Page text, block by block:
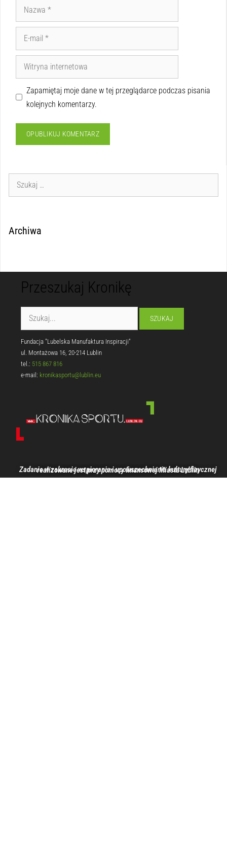
Zapamiętaj moje dane w tej przeglądarce podczas pisania
kolejnych komentarzy.
Archiwa
Przeszukaj Kronikę
Fundacja "Lubelska Manufaktura Inspiracji"
ul. Montażowa 16, 20-214 Lublin
tel.: 515 867 816
e-mail: kronikasportu@lublin.eu
Zadanie w zakresie wspierania i upowszechniania kultury fizycznej realizowane jest przy pomocy finansowej Miasta Lublin